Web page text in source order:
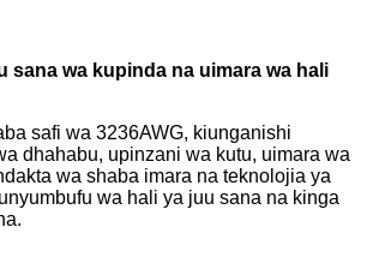
sana wa kupinda na uimara wa hali
safi wa 3236AWG, kiunganishi
dhahabu, upinzani wa kutu, uimara wa
wa shaba imara na teknolojia ya
wa hali ya juu sana na kinga